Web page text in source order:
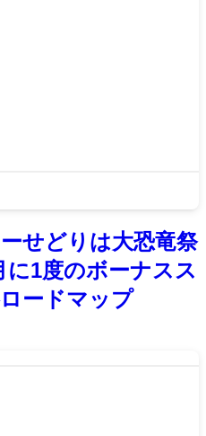
ーせどりは大恐竜祭
に1度のボーナスス
ードマップ